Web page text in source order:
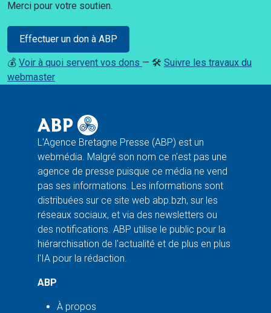
Merci pour votre soutien.
Effectuer un don à ABP
💰 Voir à quoi servent vos dons — 🛠️ Suivre les travaux du
webmaster
L'Agence Bretagne Presse (ABP) est un
webmédia. Malgré son nom ce n'est pas une
agence de presse puisque ce média ne vend
pas ses informations. Les informations sont
distribuées sur ce site web abp.bzh, sur les
réseaux sociaux, et via des newsletters ou
des notifications. ABP utilise le public pour la
hiérarchisation de l'actualité et de plus en plus
l'IA pour la rédaction.
ABP
À propos